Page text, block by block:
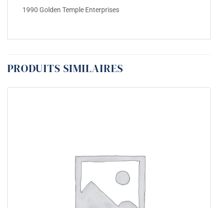
1990 Golden Temple Enterprises
PRODUITS SIMILAIRES